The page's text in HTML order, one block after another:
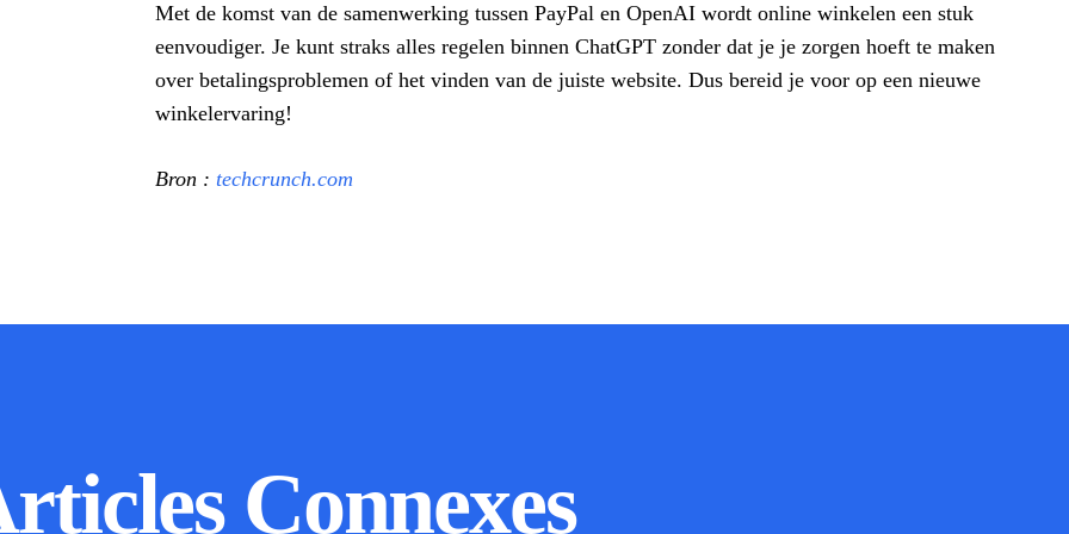
Met de komst van de samenwerking tussen PayPal en OpenAI wordt online winkelen een stuk
eenvoudiger. Je kunt straks alles regelen binnen ChatGPT zonder dat je je zorgen hoeft te maken
over betalingsproblemen of het vinden van de juiste website. Dus bereid je voor op een nieuwe
winkelervaring!
Bron : techcrunch.com
Connexes